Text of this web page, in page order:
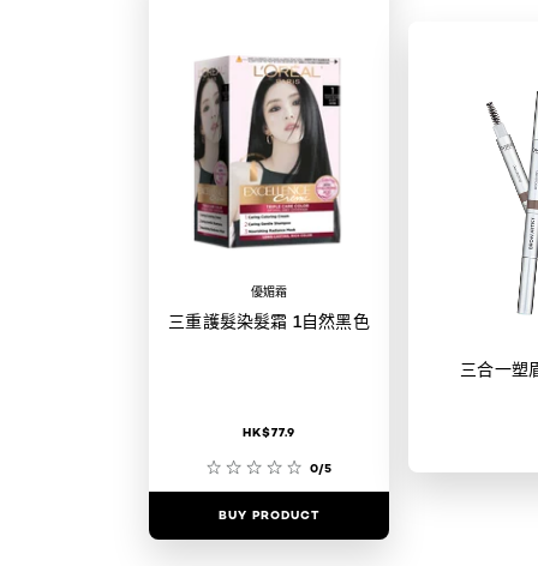
優媚霜
三重護髮染髮霜 1自然黑色
HK$77.9
0/5
BUY PRODUCT
三合一塑